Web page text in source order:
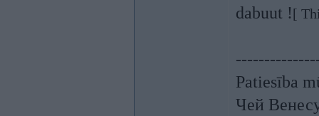
dabuut ![
Patiesība
Чей